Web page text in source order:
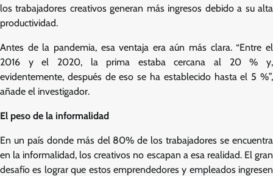
los trabajadores creativos generan más ingresos debido a su alta
productividad.
Antes de la pandemia, esa ventaja era aún más clara. “Entre el
2016 y el 2020, la prima estaba cercana al 20 % y,
evidentemente, después de eso se ha establecido hasta el 5 %”,
añade el investigador.
El peso de la informalidad
En un país donde más del 80% de los trabajadores se encuentra
en la informalidad, los creativos no escapan a esa realidad. El gran
desafío es lograr que estos emprendedores y empleados ingresen